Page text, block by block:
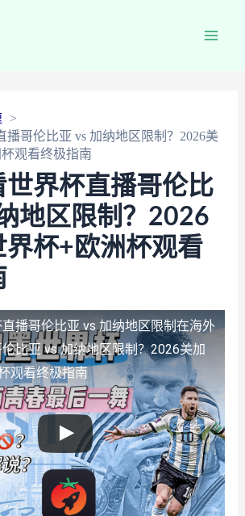
播哥伦比亚 vs 加纳地区限制？2026美
观看终极指南
世界杯直播哥伦比
地区限制？2026
界杯+欧洲杯观看
播哥伦比亚 vs 加纳地区限制在海外
比亚 vs 加纳地区限制？2026美加
观看终极指南